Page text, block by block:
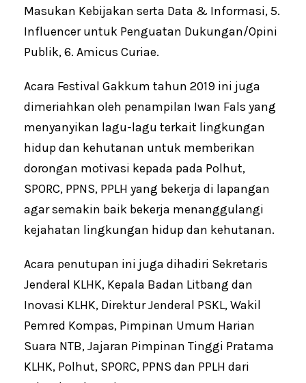
Masukan Kebijakan serta Data & Informasi, 5.
Influencer untuk Penguatan Dukungan/Opini
Publik, 6. Amicus Curiae.
Acara Festival Gakkum tahun 2019 ini juga
dimeriahkan oleh penampilan Iwan Fals yang
menyanyikan lagu-lagu terkait lingkungan
hidup dan kehutanan untuk memberikan
dorongan motivasi kepada pada Polhut,
SPORC, PPNS, PPLH yang bekerja di lapangan
agar semakin baik bekerja menanggulangi
kejahatan lingkungan hidup dan kehutanan.
Acara penutupan ini juga dihadiri Sekretaris
Jenderal KLHK, Kepala Badan Litbang dan
Inovasi KLHK, Direktur Jenderal PSKL, Wakil
Pemred Kompas, Pimpinan Umum Harian
Suara NTB, Jajaran Pimpinan Tinggi Pratama
KLHK, Polhut, SPORC, PPNS dan PPLH dari